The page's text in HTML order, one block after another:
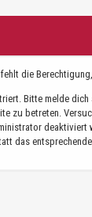
die
Bitte melde
zu betreten.
das